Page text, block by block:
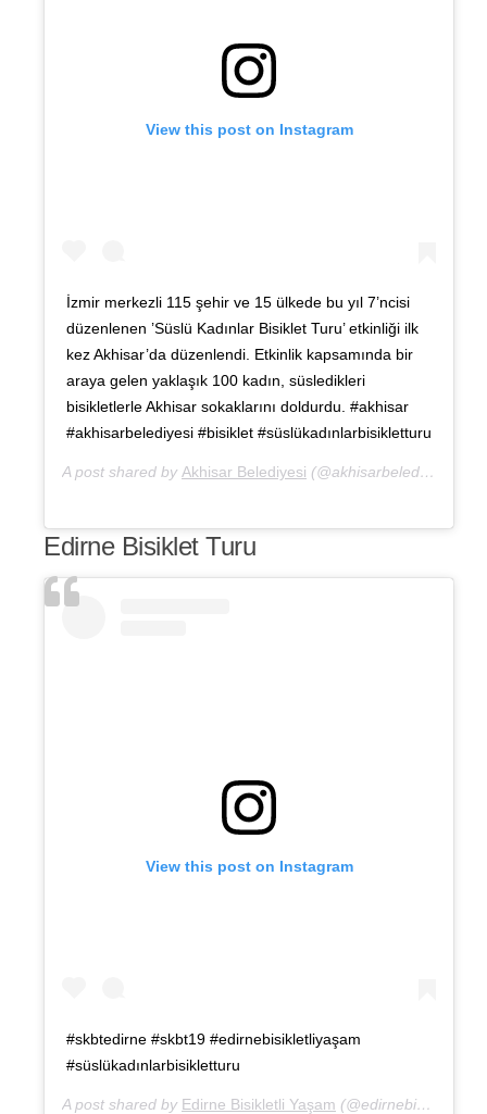
View this post on Instagram
İzmir merkezli 115 şehir ve 15 ülkede bu yıl 7’ncisi
düzenlenen ’Süslü Kadınlar Bisiklet Turu’ etkinliği ilk
kez Akhisar’da düzenlendi. Etkinlik kapsamında bir
araya gelen yaklaşık 100 kadın, süsledikleri
bisikletlerle Akhisar sokaklarını doldurdu. #akhisar
#akhisarbelediyesi #bisiklet #süslükadınlarbisikletturu
A post shared by Akhisar Belediyesi (@akhisarbelediyesi) on
Edirne Bisiklet Turu
View this post on Instagram
#skbtedirne #skbt19 #edirnebisikletliyaşam
#süslükadınlarbisikletturu
A post shared by Edirne Bisikletli Yaşam (@edirnebisikletliyasam) on